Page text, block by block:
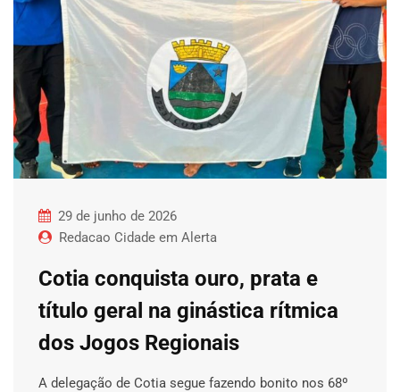
29 de junho de 2026
Redacao Cidade em Alerta
Cotia conquista ouro, prata e
título geral na ginástica rítmica
dos Jogos Regionais
A delegação de Cotia segue fazendo bonito nos 68º